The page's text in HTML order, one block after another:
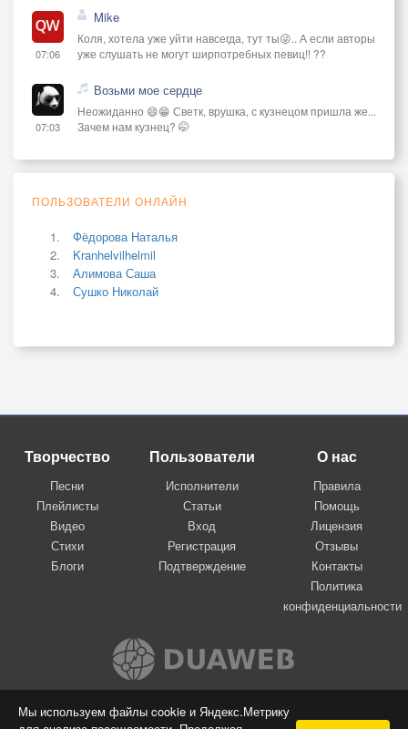
Мы используем файлы cookie и Яндекс.Метрику
07:06
Mike
Коля, хотела уже уйти навсегда, тут ты😜.. А если авторы
уже слушать не могут ширпотребных певиц!! ??
07:03
Возьми мое сердце
Неожиданно 😄😁 Светк, врушка, с кузнецом пришла же...
Зачем нам кузнец? 🤭
ПОЛЬЗОВАТЕЛИ ОНЛАЙН
Фёдорова Наталья
Kranhelvilhelmil
Алимова Саша
Сушко Николай
Творчество
Песни
Плейлисты
Видео
Стихи
Блоги
Пользователи
Исполнители
Статьи
Вход
Регистрация
Подтверждение
О нас
Правила
Помощь
Лицензия
Отзывы
Контакты
Политика
конфиденциальности
Вконтакте